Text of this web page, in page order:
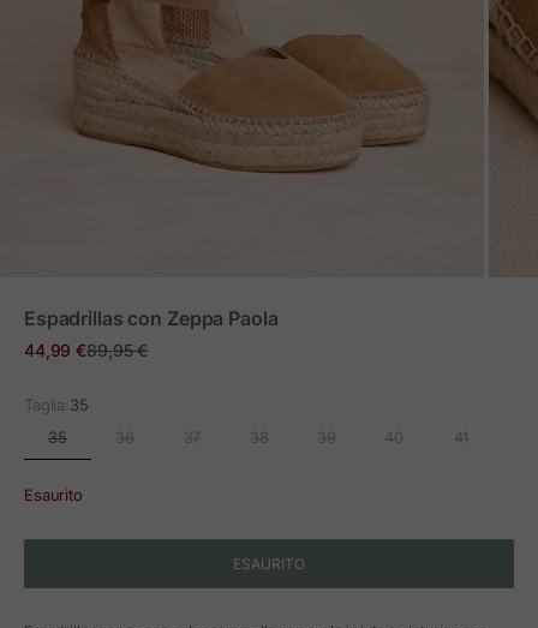
Espadrillas con Zeppa Paola
Prezzo in offerta
44,99 €Prezzo normale
89,95 €
Taglia:35
35
36 37 38 39 40 41
Esaurito
ESAURITO